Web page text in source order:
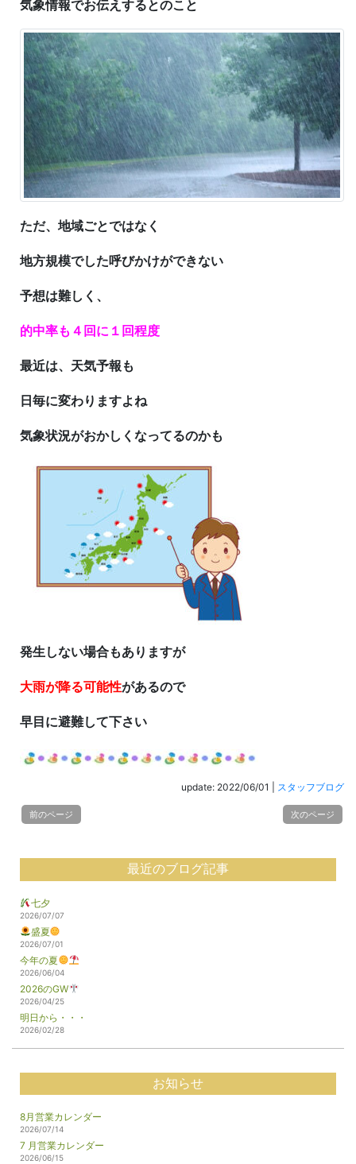
気象情報でお伝えするとのこと
ただ、地域ごとではなく
地方規模でした呼びかけができない
予想は難しく、
的中率も４回に１回程度
最近は、天気予報も
日毎に変わりますよね
気象状況がおかしくなってるのかも
発生しない場合もありますが
大雨が降る可能性があるので
早目に避難して下さい
update: 2022/06/01 スタッフブログ
前のページ 次のページ
最近のブログ記事
七夕
2026/07/07
盛夏
2026/07/01
今年の夏
2026/06/04
2026のGW
2026/04/25
明日から・・・
2026/02/28
お知らせ
8月営業カレンダー
2026/07/14
7 月営業カレンダー
2026/06/15